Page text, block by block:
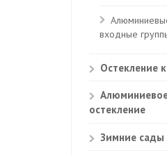
входные
Остекление
остекление
Зимние сады